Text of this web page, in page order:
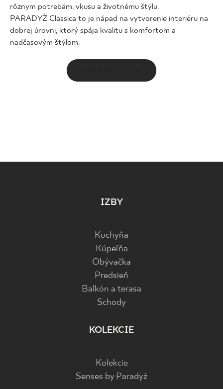
rôznym potrebám, vkusu a životnému štýlu.
PARADYŻ Classica to je nápad na vytvorenie interiéru na
dobrej úrovni, ktorý spája kvalitu s komfortom a
nadčasovým štýlom.
IZBY
Kuchyňa
Kúpeľňa
Obývačka
Predsieň
Balkón a terasa
Schody
KOLEKCIE
Kolekcie
Senses by Paradyż